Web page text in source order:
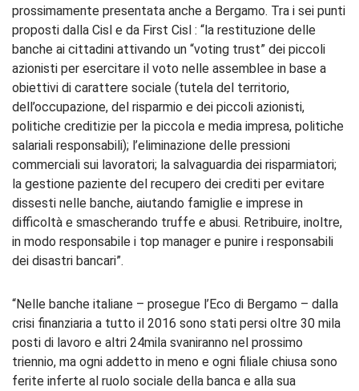
prossimamente presentata anche a Bergamo. Tra i sei punti
proposti dalla Cisl e da First Cisl : “la restituzione delle
banche ai cittadini attivando un “voting trust” dei piccoli
azionisti per esercitare il voto nelle assemblee in base a
obiettivi di carattere sociale (tutela del territorio,
dell’occupazione, del risparmio e dei piccoli azionisti,
politiche creditizie per la piccola e media impresa, politiche
salariali responsabili); l’eliminazione delle pressioni
commerciali sui lavoratori; la salvaguardia dei risparmiatori;
la gestione paziente del recupero dei crediti per evitare
dissesti nelle banche, aiutando famiglie e imprese in
difficoltà e smascherando truffe e abusi. Retribuire, inoltre,
in modo responsabile i top manager e punire i responsabili
dei disastri bancari”.
“Nelle banche italiane – prosegue l’Eco di Bergamo – dalla
crisi finanziaria a tutto il 2016 sono stati persi oltre 30 mila
posti di lavoro e altri 24mila svaniranno nel prossimo
triennio, ma ogni addetto in meno e ogni filiale chiusa sono
ferite inferte al ruolo sociale della banca e alla sua